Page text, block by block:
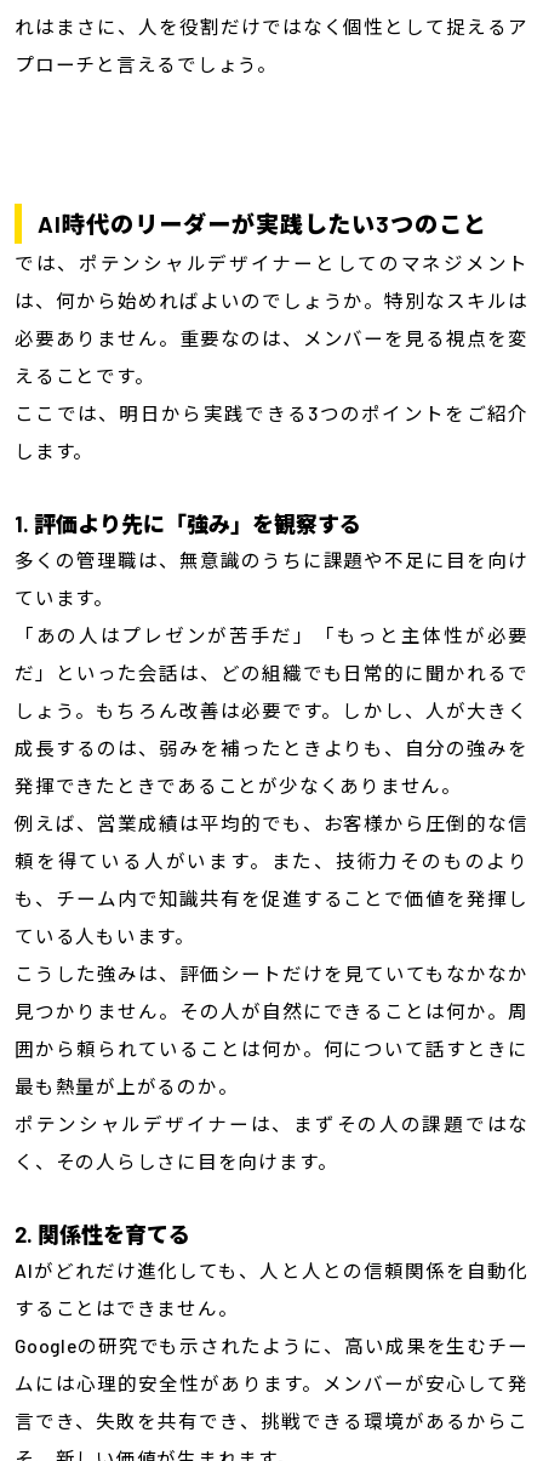
れはまさに、人を役割だけではなく個性として捉えるア
プローチと言えるでしょう。
AI時代のリーダーが実践したい3つのこと
では、ポテンシャルデザイナーとしてのマネジメント
は、何から始めればよいのでしょうか。特別なスキルは
必要ありません。重要なのは、メンバーを見る視点を変
えることです。
ここでは、明日から実践できる3つのポイントをご紹介
します。
1. 評価より先に「強み」を観察する
多くの管理職は、無意識のうちに課題や不足に目を向け
ています。
「あの人はプレゼンが苦手だ」「もっと主体性が必要
だ」といった会話は、どの組織でも日常的に聞かれるで
しょう。もちろん改善は必要です。しかし、人が大きく
成長するのは、弱みを補ったときよりも、自分の強みを
発揮できたときであることが少なくありません。
例えば、営業成績は平均的でも、お客様から圧倒的な信
頼を得ている人がいます。また、技術力そのものより
も、チーム内で知識共有を促進することで価値を発揮し
ている人もいます。
こうした強みは、評価シートだけを見ていてもなかなか
見つかりません。その人が自然にできることは何か。周
囲から頼られていることは何か。何について話すときに
最も熱量が上がるのか。
ポテンシャルデザイナーは、まずその人の課題ではな
く、その人らしさに目を向けます。
2. 関係性を育てる
AIがどれだけ進化しても、人と人との信頼関係を自動化
することはできません。
Googleの研究でも示されたように、高い成果を生むチー
ムには心理的安全性があります。メンバーが安心して発
言でき、失敗を共有でき、挑戦できる環境があるからこ